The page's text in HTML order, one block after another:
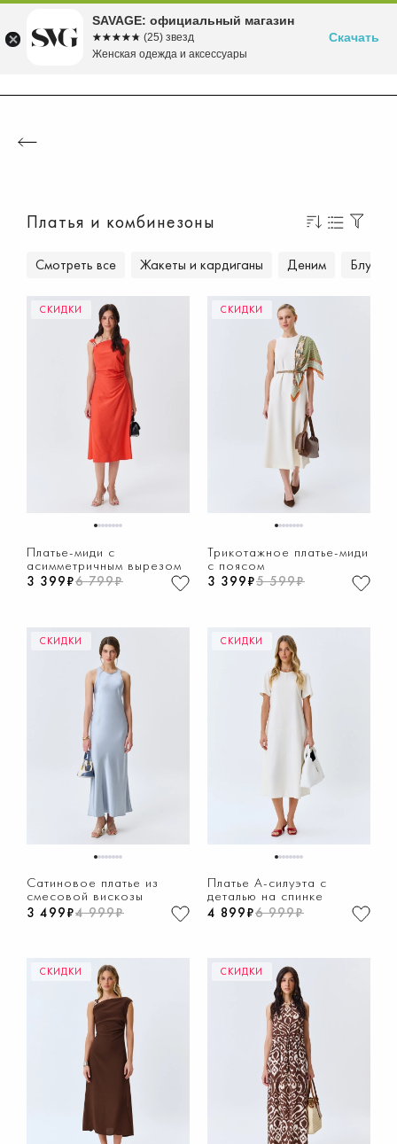
Время скидок! до -70% на летние хиты!
Вступайте в клуб лояльности SAVAGE
Бесплатная доставка в ПВЗ от 5000 рублей
Собираемся в морской круиз>>
Осень'26 уже в продаже!>>
Платья и комбинезоны
Смотреть все Жакеты и кардиганы Деним
СКИДКИ
12345678
Платье-миди с
асимметричным вырезом
3 399₽6 799₽
СКИДКИ
12345678
Трикотажное платье-миди
с поясом
3 399₽5 599₽
СКИДКИ
12345678
Сатиновое платье из
смесовой вискозы
3 499₽4 999₽
СКИДКИ
12345678
Платье А-силуэта с
деталью на спинке
4 899₽6 999₽
СКИДКИ СКИДКИ
SAVAGE: официальный магазин
☆☆☆☆☆
★★★★★ (25) звезд
Женская одежда и аксессуары
Скачать